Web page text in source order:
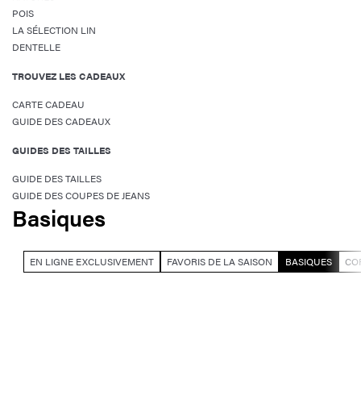
POIS
LA SÉLECTION LIN
DENTELLE
TROUVEZ LES CADEAUX
CARTE CADEAU
GUIDE DES CADEAUX
GUIDES DES TAILLES
GUIDE DES TAILLES
GUIDE DES COUPES DE JEANS
Basiques
EN LIGNE EXCLUSIVEMENT FAVORIS DE LA SAISON BASIQUES